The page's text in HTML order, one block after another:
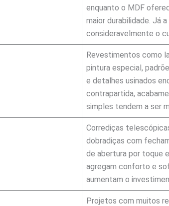
enquanto o MDF
maior durabilidade. Já
consideravelmente o
Revestimentos como
pintura especial,
e detalhes usinados
contrapartida,
simples tendem a ser
Corrediças
dobradiças com
de abertura por toque
agregam conforto e
aumentam o
Projetos com muitos